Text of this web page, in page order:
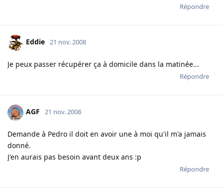
Répondre
Eddie 21 nov. 2008
Je peux passer récupérer ça à domicile dans la matinée...
Répondre
AGF 21 nov. 2008
Demande à Pedro il doit en avoir une à moi qu'il m'a jamais
donné.
J'en aurais pas besoin avant deux ans :p
Répondre